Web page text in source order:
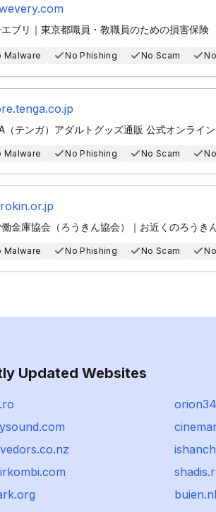
ブリ｜東京都職員・教職員のための損害保険
Malware No Phishing No Scam
（テンガ）アダルトグッズ通販 公式オンライ
Malware No Phishing No Scam
金庫協会（ろうきん協会）｜お近くのろうき
Malware No Phishing No Scam
Updated Websites
buien.nl